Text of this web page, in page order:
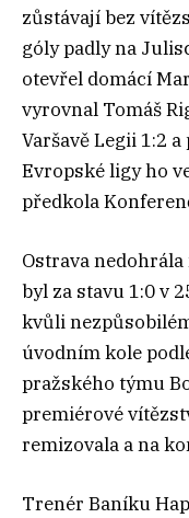
zůstávají bez
góly padly na
otevřel domácí
vyrovnal Tomáš
Varšavě Legii 1:2
Evropské ligy ho
předkola
Ostrava
byl za stavu 1:0 v
kvůli
úvodním kole
pražského týmu
premiérové
remizovala a na
Trenér Baníku